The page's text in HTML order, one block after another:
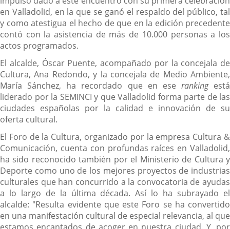
en Valladolid, en la que se ganó el respaldo del público, tal
y como atestigua el hecho de que en la edición precedente
contó con la asistencia de más de 10.000 personas a los
actos programados.
El alcalde, Óscar Puente, acompañado por la concejala de
Cultura, Ana Redondo, y la concejala de Medio Ambiente,
María Sánchez, ha recordado que en ese rankingestá
liderado por la SEMINCI y que Valladolid forma parte de las
ciudades españolas por la calidad e innovación de su
oferta cultural.
El Foro de la Cultura, organizado por la empresa Cultura &
Comunicación, cuenta con profundas raíces en Valladolid,
ha sido reconocido también por el Ministerio de Cultura y
Deporte como uno de los mejores proyectos de industrias
culturales que han concurrido a la convocatoria de ayudas
a lo largo de la última década. Así lo ha subrayado el
alcalde: "Resulta evidente que este Foro se ha convertido
en una manifestación cultural de especial relevancia, al que